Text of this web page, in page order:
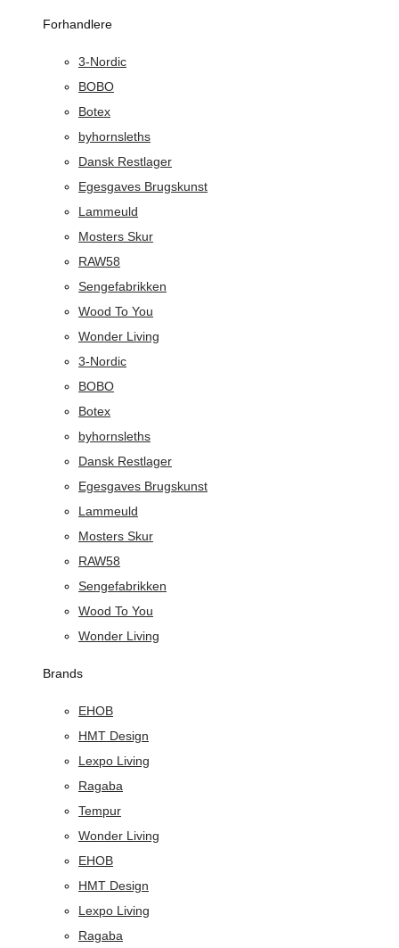
Forhandlere
3-Nordic
BOBO
Botex
byhornsleths
Dansk Restlager
Egesgaves Brugskunst
Lammeuld
Mosters Skur
RAW58
Sengefabrikken
Wood To You
Wonder Living
3-Nordic
BOBO
Botex
byhornsleths
Dansk Restlager
Egesgaves Brugskunst
Lammeuld
Mosters Skur
RAW58
Sengefabrikken
Wood To You
Wonder Living
Brands
EHOB
HMT Design
Lexpo Living
Ragaba
Tempur
Wonder Living
EHOB
HMT Design
Lexpo Living
Ragaba